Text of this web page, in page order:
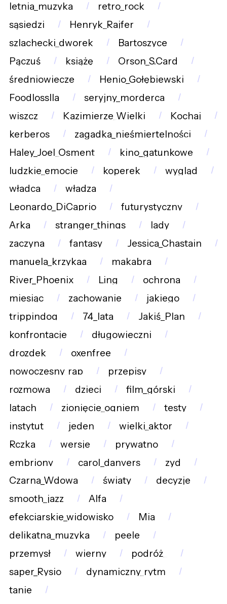
letnia_muzyka
retro_rock
sąsiedzi
Henryk_Rajfer
szlachecki_dworek
Bartoszyce
Pączuś
książę
Orson_S.Card
średniowiecze
Henio_Gołębiewski
Foodlosslla
seryjny_morderca
wiszcz
Kazimierze_Wielki
Kochaj
kerberos
zagadka_nieśmiertelności
Haley_Joel_Osment
kino_gatunkowe
ludzkie_emocje
koperek
wygląd
władca
władza
Leonardo_DiCaprio
futurystyczny
Arka
stranger_things
lady
zaczyna
fantasy
Jessica_Chastain
manuela_krzykaa
makabra
River_Phoenix
Ling
ochrona
miesiąc
zachowanie
jakiego
trippindog
74_lata
Jakiś_Plan
konfrontacje
długowieczni
drozdek
oxenfree
nowoczesny_rap
przepisy
rozmowa
dzieci
film_górski
latach
zionięcie_ogniem
testy
instytut
jeden
wielki_aktor
Rczka
wersje
prywatno
embriony
carol_danvers
zyd
Czarna_Wdowa
światy
decyzje
smooth_jazz
Alfa
efekciarskie_widowisko
Mia
delikatna_muzyka
peele
przemysł
wierny
podróż_
saper_Rysio
dynamiczny_rytm
tanie